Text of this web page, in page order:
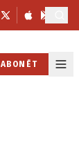
ABONĒT